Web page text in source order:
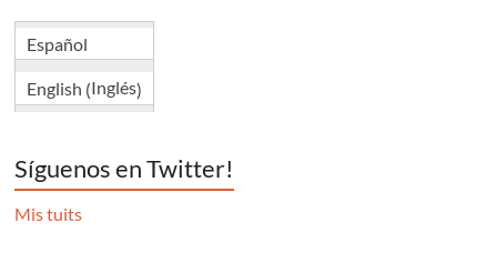
Español
English (Inglés)
Síguenos en Twitter!
Mis tuits